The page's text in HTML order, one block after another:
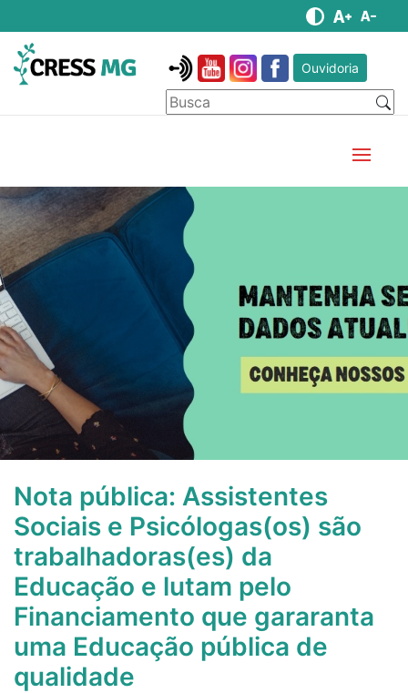
Ouvidoria
Nota pública: Assistentes
Sociais e Psicólogas(os) são
trabalhadoras(es) da
Educação e lutam pelo
Financiamento que gararanta
uma Educação pública de
qualidade